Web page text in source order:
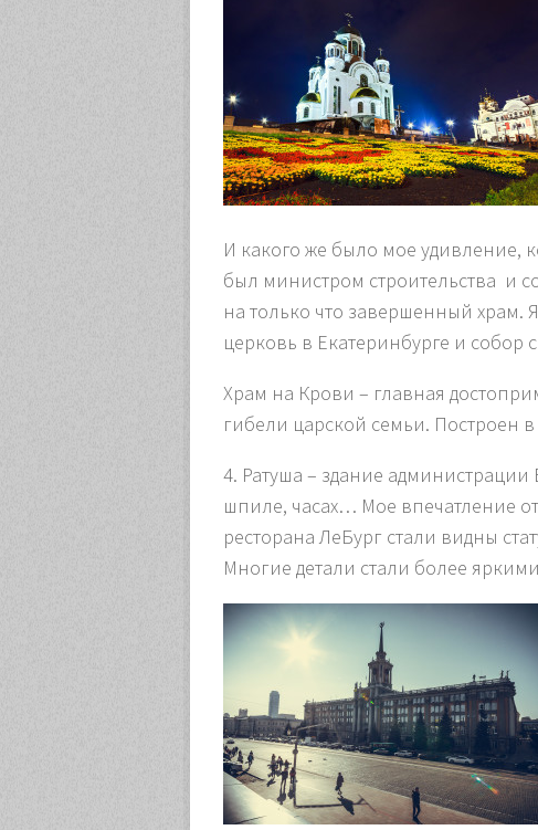
И какого же было мое удивление,
был министром строительства и
на только что завершенный храм.
церковь в Екатеринбурге и
Храм на Крови – главная
гибели царской семьи. Построен
4. Ратуша – здание администрации
шпиле, часах… Мое впечатление
ресторана ЛеБург стали видны
Многие детали стали более